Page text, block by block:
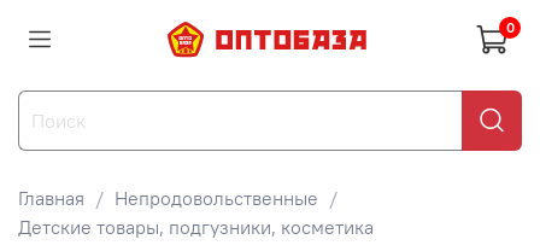
0
Главная
Непродовольственные
Детские товары, подгузники, косметика